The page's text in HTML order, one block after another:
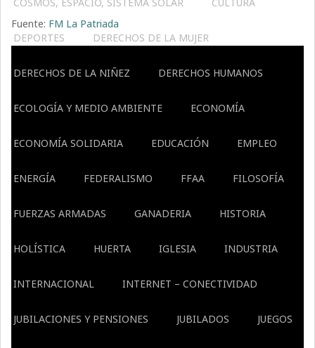
DEPORTES DERECHOS DE LA MUJER
DERECHOS DE LA NIÑEZ DERECHOS HUMANOS
ECOLOGÍA Y MEDIO AMBIENTE ECONOMÍA
ECONOMÍA SOLIDARIA EDUCACIÓN EMPLEO
ENERGÍA FEDERALISMO FFAA FILOSOFÍA
FUERZAS ARMADAS GANADERIA HISTORIA
HOLÍSTICA HUERTA IGLESIA INDUSTRIA
INTERNACIONAL INTERNET – CONECTIVIDAD
JUBILACIONES Y PENSIONES JUBILADOS JUEGOS
Fuente: FM La Patriada